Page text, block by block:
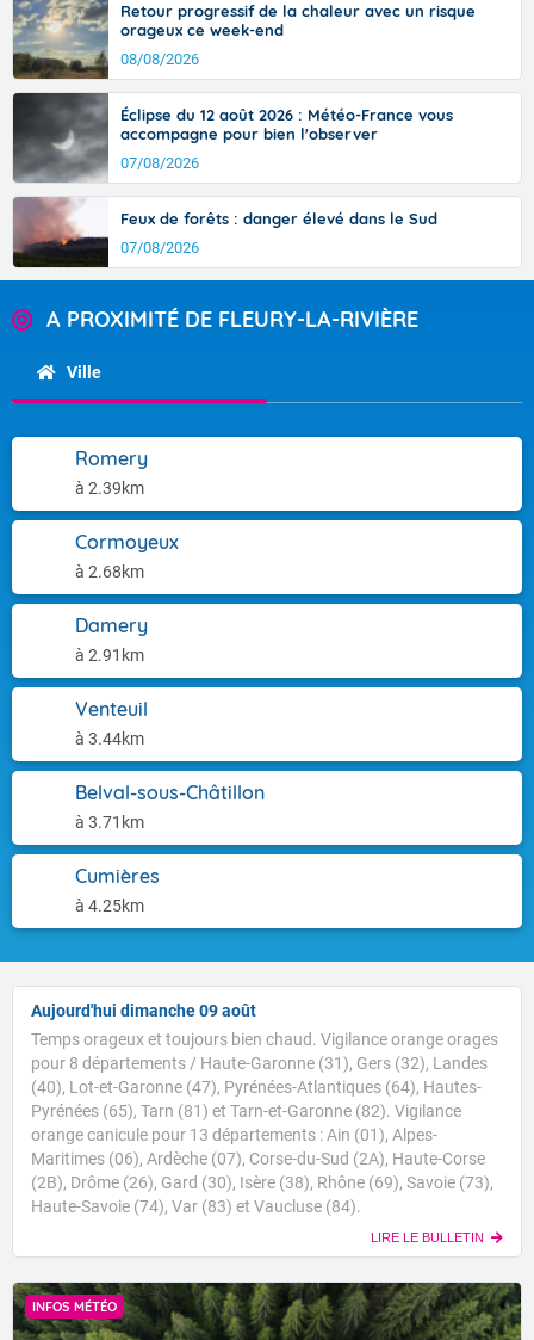
Retour progressif de la chaleur avec un risque
orageux ce week-end
08/08/2026
Éclipse du 12 août 2026 : Météo-France vous
accompagne pour bien l'observer
07/08/2026
Feux de forêts : danger élevé dans le Sud
07/08/2026
A PROXIMITÉ DE FLEURY-LA-RIVIÈRE
Ville
Romery
à 2.39km
Cormoyeux
à 2.68km
Damery
à 2.91km
Venteuil
à 3.44km
Belval-sous-Châtillon
à 3.71km
Cumières
à 4.25km
Aujourd'hui dimanche 09 août
Temps orageux et toujours bien chaud. Vigilance orange orages
pour 8 départements / Haute-Garonne (31), Gers (32), Landes
(40), Lot-et-Garonne (47), Pyrénées-Atlantiques (64), Hautes-
Pyrénées (65), Tarn (81) et Tarn-et-Garonne (82). Vigilance
orange canicule pour 13 départements : Ain (01), Alpes-
Maritimes (06), Ardèche (07), Corse-du-Sud (2A), Haute-Corse
(2B), Drôme (26), Gard (30), Isère (38), Rhône (69), Savoie (73),
Haute-Savoie (74), Var (83) et Vaucluse (84).
LIRE LE BULLETIN
INFOS MÉTÉO